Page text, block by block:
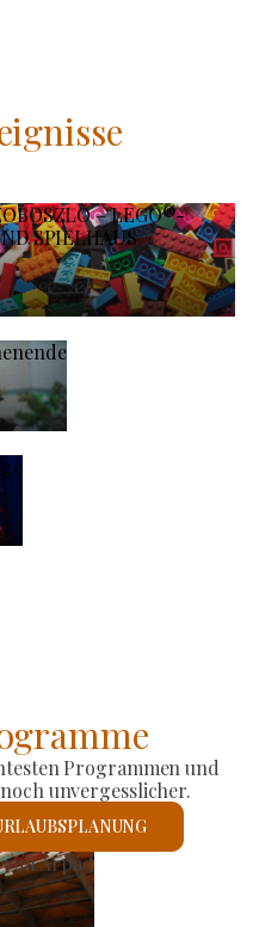
– LEGO®-
SPIELHAUS
Programmen und
unvergesslicher.